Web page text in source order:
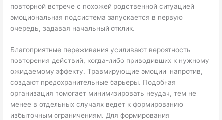
повторной встрече с похожей родственной ситуацией
эмоциональная подсистема запускается в первую
очередь, задавая начальный отклик.
Благоприятные переживания усиливают вероятность
повторения действий, когда-либо приводивших к нужному
ожидаемому эффекту. Травмирующие эмоции, напротив,
создают предохранительные барьеры. Подобная
организация помогает минимизировать неудач, тем не
менее в отдельных случаях ведет к формированию
избыточным ограничениям. Для формирования